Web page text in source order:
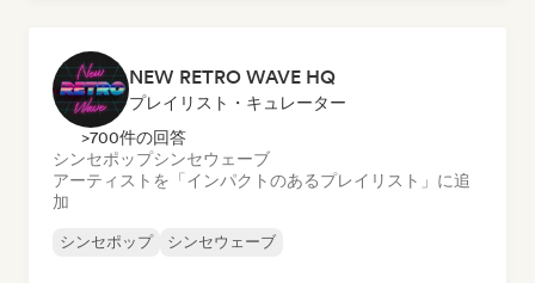
NEW RETRO WAVE HQ
プレイリスト・キュレーター
>700件の回答
シンセポップシンセウェーブ
アーティストを「インパクトのあるプレイリスト」に追
加
シンセポップ シンセウェーブ